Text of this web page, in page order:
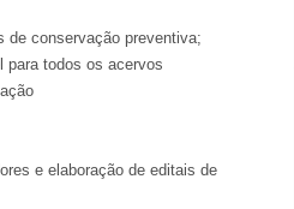
de conservação preventiva;
para todos os acervos
e elaboração de editais de